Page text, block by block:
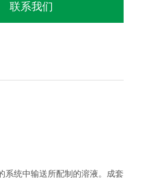
联系我们
系统中输送所配制的溶液。成套